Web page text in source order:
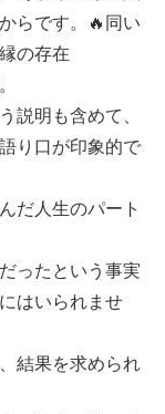
らです。🔥同い
の存在
説明も含めて、
り口が印象的で
だ人生のパート
ったという事実
はいられませ
結果を求められ